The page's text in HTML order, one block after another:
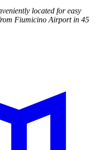
located for easy
Fiumicino Airport in 45